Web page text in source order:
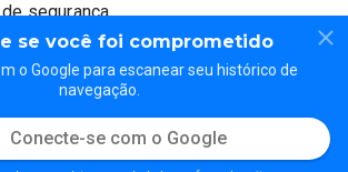
se você foi comprometido
o Google para escanear seu histórico de
navegação.
Conecte-se com o Google
segurança
LP. Todos os direitos reservados